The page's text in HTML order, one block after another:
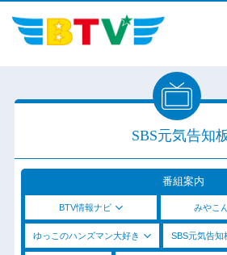
SBS元気告知
番組案内
BTV情報ナビ みやこ
ゆっこのハンズマン大好き SBS元気告知